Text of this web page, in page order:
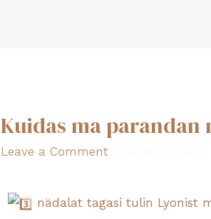
Kuidas ma
Leave a Comment
nädalat tagasi tulin Lyonist